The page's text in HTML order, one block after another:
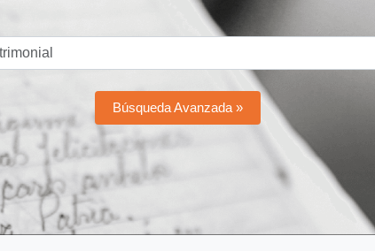
Búsqueda Avanzada »